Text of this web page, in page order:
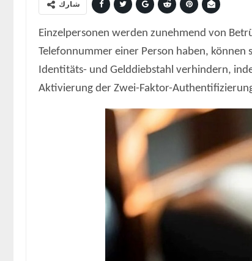
شارك
Einzelpersonen werden zunehmend von
Telefonnummer einer Person haben, können
Identitäts- und Gelddiebstahl verhindern,
Aktivierung der Zwei-Faktor-